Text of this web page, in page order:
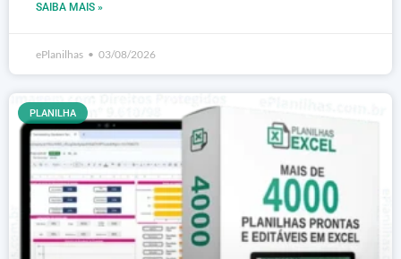
SAIBA MAIS »
ePlanilhas 03/08/2026
PLANILHA